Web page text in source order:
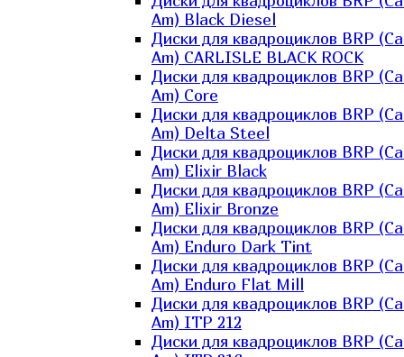
Am) Black Diesel
Диски для квадроциклов BRP
Am) CARLISLE BLACK ROCK
Диски для квадроциклов BRP
Am) Core
Диски для квадроциклов BRP
Am) Delta Steel
Диски для квадроциклов BRP
Am) Elixir Black
Диски для квадроциклов BRP
Am) Elixir Bronze
Диски для квадроциклов BRP
Am) Enduro Dark Tint
Диски для квадроциклов BRP
Am) Enduro Flat Mill
Диски для квадроциклов BRP
Am) ITP 212
Диски для квадроциклов BRP